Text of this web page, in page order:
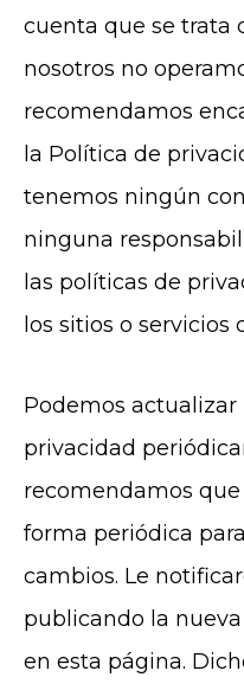
cuenta que se trata
nosotros no
recomendamos
la Política de
tenemos ningún
ninguna
las políticas de
los sitios o servicios
Podemos
privacidad
recomendamos
forma periódica
cambios. Le
publicando la
en esta página.